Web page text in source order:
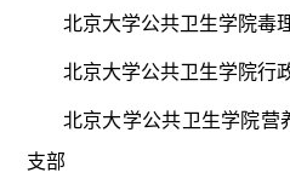
北京大学公共卫生学院毒
北京大学公共卫生学院行
北京大学公共卫生学院营
支部